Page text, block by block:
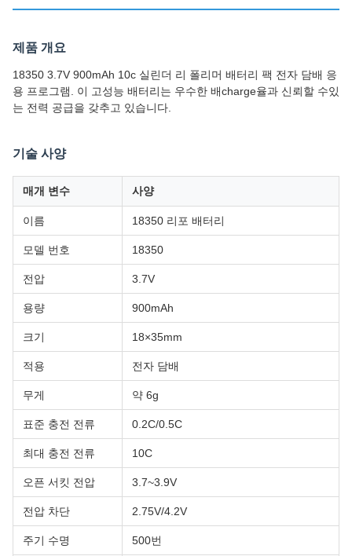
제품 개요
18350 3.7V 900mAh 10c 실린더 리 폴리머 배터리 팩 전자 담배 응
용 프로그램. 이 고성능 배터리는 우수한 배charge율과 신뢰할 수있
는 전력 공급을 갖추고 있습니다.
기술 사양
매개 변수 사양
이름 18350 리포 배터리
모델 번호 18350
전압 3.7V
용량 900mAh
크기 18×35mm
적용 전자 담배
무게 약 6g
표준 충전 전류 0.2C/0.5C
최대 충전 전류 10C
오픈 서킷 전압 3.7~3.9V
전압 차단 2.75V/4.2V
주기 수명 500번